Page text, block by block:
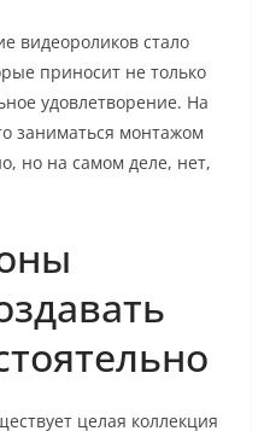
видеороликов стало
приносит не только
удовлетворение. На
заниматься монтажом
но на самом деле, нет,
целая коллекция